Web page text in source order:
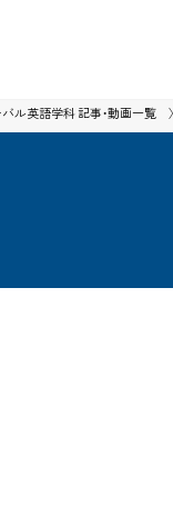
ル英語学科 記事・動画一覧